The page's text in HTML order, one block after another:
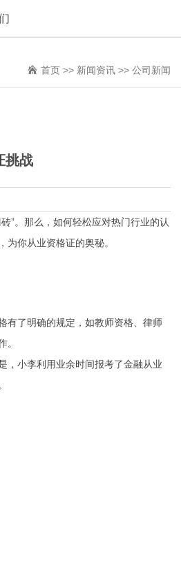
首页 >> 新闻资讯 >> 公司新闻
挑战
”。那么，如何轻松应对热门行业的认
你从业资格证的奥秘。
有了明确的规定，如教师资格、律师
。
，小李利用业余时间报考了金融从业